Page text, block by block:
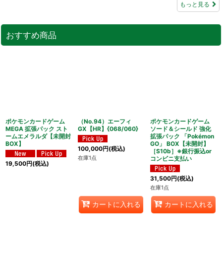
もっと見る
おすすめ商品
ポケモンカードゲーム
MEGA 拡張パック スト
ームエメラルダ【未開封
BOX】
19,500円(税込)
（No.94）エーフィ
GX【HR】{068/060}
100,000円(税込)
在庫1点
カートに入れる
ポケモンカードゲーム
ソード＆シールド 強化
拡張パック 「Pokémon
GO」 BOX【未開封】
［S10b］※銀行振込or
コンビニ支払い
31,500円(税込)
在庫1点
カートに入れる